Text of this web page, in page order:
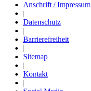
Anschrift / Impressum
|
Datenschutz
|
Barrierefreiheit
|
Sitemap
|
Kontakt
|